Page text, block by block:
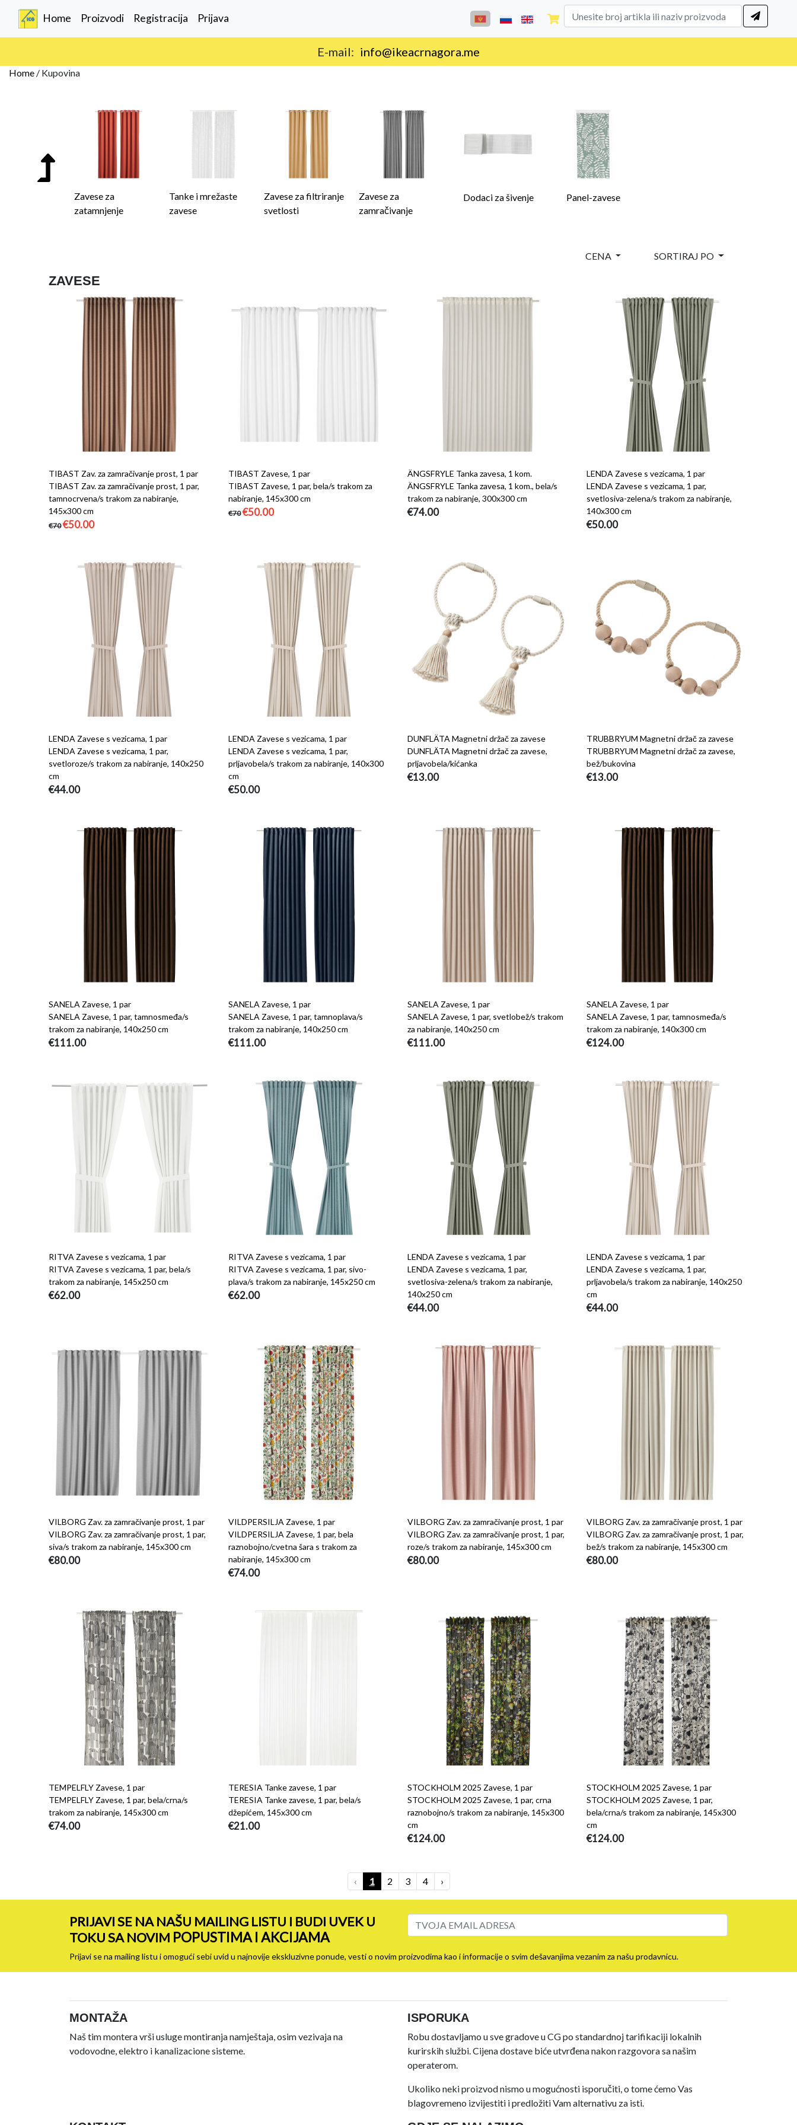
Home (current)
Proizvodi Registracija Prijava
Isporuka na teritoriji Crne Gore.
Home / Kupovina
Zavese za
zatamnjenje
Tanke i mrežaste
zavese
Zavese za filtriranje
svetlosti
Zavese za
zamračivanje
Dodaci za šivenje Panel-zavese
CENA SORTIRAJ PO
ZAVESE
TIBAST Zav. za zamračivanje prost, 1 par
TIBAST Zav. za zamračivanje prost, 1 par,
tamnocrvena/s trakom za nabiranje,
145x300 cm
€70 €50.00
TIBAST Zavese, 1 par
TIBAST Zavese, 1 par, bela/s trakom za
nabiranje, 145x300 cm
€70 €50.00
ÄNGSFRYLE Tanka zavesa, 1 kom.
ÄNGSFRYLE Tanka zavesa, 1 kom., bela/s
trakom za nabiranje, 300x300 cm
€74.00
LENDA Zavese s vezicama, 1 par
LENDA Zavese s vezicama, 1 par,
svetlosiva-zelena/s trakom za nabiranje,
140x300 cm
€50.00
LENDA Zavese s vezicama, 1 par
LENDA Zavese s vezicama, 1 par,
svetloroze/s trakom za nabiranje, 140x250
cm
€44.00
LENDA Zavese s vezicama, 1 par
LENDA Zavese s vezicama, 1 par,
prljavobela/s trakom za nabiranje, 140x300
cm
€50.00
DUNFLÄTA Magnetni držač za zavese
DUNFLÄTA Magnetni držač za zavese,
prljavobela/kićanka
€13.00
TRUBBRYUM Magnetni držač za zavese
TRUBBRYUM Magnetni držač za zavese,
bež/bukovina
€13.00
SANELA Zavese, 1 par
SANELA Zavese, 1 par, tamnosmeđa/s
trakom za nabiranje, 140x250 cm
€111.00
SANELA Zavese, 1 par
SANELA Zavese, 1 par, tamnoplava/s
trakom za nabiranje, 140x250 cm
€111.00
SANELA Zavese, 1 par
SANELA Zavese, 1 par, svetlobež/s trakom
za nabiranje, 140x250 cm
€111.00
SANELA Zavese, 1 par
SANELA Zavese, 1 par, tamnosmeđa/s
trakom za nabiranje, 140x300 cm
€124.00
RITVA Zavese s vezicama, 1 par
RITVA Zavese s vezicama, 1 par, bela/s
trakom za nabiranje, 145x250 cm
€62.00
RITVA Zavese s vezicama, 1 par
RITVA Zavese s vezicama, 1 par, sivo-
plava/s trakom za nabiranje, 145x250 cm
€62.00
LENDA Zavese s vezicama, 1 par
LENDA Zavese s vezicama, 1 par,
svetlosiva-zelena/s trakom za nabiranje,
140x250 cm
€44.00
LENDA Zavese s vezicama, 1 par
LENDA Zavese s vezicama, 1 par,
prljavobela/s trakom za nabiranje, 140x250
cm
€44.00
VILBORG Zav. za zamračivanje prost, 1 par
VILBORG Zav. za zamračivanje prost, 1 par,
siva/s trakom za nabiranje, 145x300 cm
€80.00
VILDPERSILJA Zavese, 1 par
VILDPERSILJA Zavese, 1 par, bela
raznobojno/cvetna šara s trakom za
nabiranje, 145x300 cm
€74.00
VILBORG Zav. za zamračivanje prost, 1 par
VILBORG Zav. za zamračivanje prost, 1 par,
roze/s trakom za nabiranje, 145x300 cm
€80.00
VILBORG Zav. za zamračivanje prost, 1 par
VILBORG Zav. za zamračivanje prost, 1 par,
bež/s trakom za nabiranje, 145x300 cm
€80.00
TEMPELFLY Zavese, 1 par
TEMPELFLY Zavese, 1 par, bela/crna/s
trakom za nabiranje, 145x300 cm
€74.00
TERESIA Tanke zavese, 1 par
TERESIA Tanke zavese, 1 par, bela/s
džepićem, 145x300 cm
€21.00
STOCKHOLM 2025 Zavese, 1 par
STOCKHOLM 2025 Zavese, 1 par, crna
raznobojno/s trakom za nabiranje, 145x300
cm
€124.00
STOCKHOLM 2025 Zavese, 1 par
STOCKHOLM 2025 Zavese, 1 par,
bela/crna/s trakom za nabiranje, 145x300
cm
€124.00
‹ 1 2 3 4 ›
PRIJAVI SE NA NAŠU MAILING LISTU I BUDI UVEK U
TOKU SA NOVIM POPUSTIMA I AKCIJAMA
Prijavi se na mailing listu i omogući sebi uvid u najnovije ekskluzivne ponude, vesti o novim proizvodima kao i informacije o svim dešavanjima vezanim za našu prodavnicu.
MONTAŽA
Naš tim montera vrši usluge montiranja namještaja, osim vezivaja na
vodovodne, elektro i kanalizacione sisteme.
ISPORUKA
Robu dostavljamo u sve gradove u CG po standardnoj tarifikaciji lokalnih
kurirskih službi. Cijena dostave biće utvrđena nakon razgovora sa našim
operaterom.
Ukoliko neki proizvod nismo u mogućnosti isporučiti, o tome ćemo Vas
blagovremeno izvijestiti i predložiti Vam alternativu za isti.